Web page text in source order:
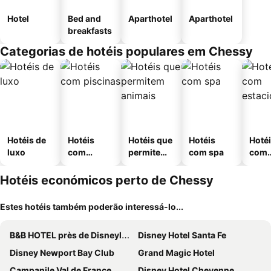
Hotel
Bed and
breakfasts
Aparthotel Aparthotel
Categorias de hotéis populares em Chessy
Hotéis de
luxo
Hotéis
com
Hotéis que
permitem
Hotéis
com spa
com
Hotéis económicos perto de Chessy
Estes hotéis também poderão interessá-lo...
B&B HOTEL près de Disneyland® Paris
Disney Hotel Santa Fe
Disney Newport Bay Club
Grand Magic Hotel